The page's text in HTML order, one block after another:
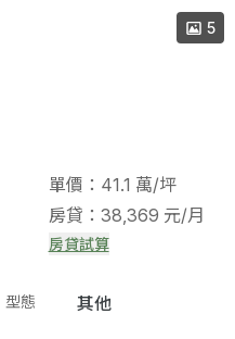
5
單價：41.1 萬/坪
房貸：38,369 元/月
房貸試算
型態 其他